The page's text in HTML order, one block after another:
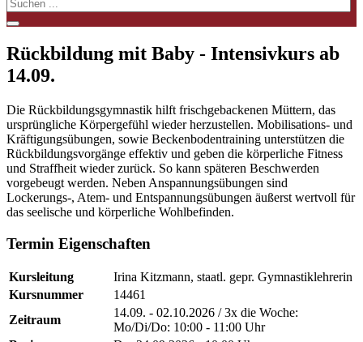
Rückbildung mit Baby - Intensivkurs ab
14.09.
Die Rückbildungsgymnastik hilft frischgebackenen Müttern, das
ursprüngliche Körpergefühl wieder herzustellen. Mobilisations- und
Kräftigungsübungen, sowie Beckenbodentraining unterstützen die
Rückbildungsvorgänge effektiv und geben die körperliche Fitness
und Straffheit wieder zurück. So kann späteren Beschwerden
vorgebeugt werden. Neben Anspannungsübungen sind
Lockerungs-, Atem- und Entspannungsübungen äußerst wertvoll für
das seelische und körperliche Wohlbefinden.
Termin Eigenschaften
Kursleitung
Irina Kitzmann, staatl. gepr. Gymnastiklehrerin
Kursnummer
14461
Zeitraum
14.09. - 02.10.2026 / 3x die Woche:
Mo/Di/Do: 10:00 - 11:00 Uhr